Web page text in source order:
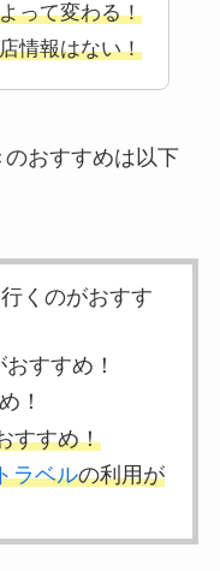
って変わる！
情報はない！
おすすめは以下
くのがおすす
すすめ！
！
すすめ！
ラベルの利用が